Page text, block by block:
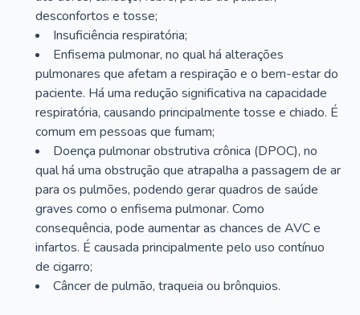
desconfortos e tosse;
Insuficiência respiratória;
Enfisema pulmonar, no qual há alterações
pulmonares que afetam a respiração e o bem-estar do
paciente. Há uma redução significativa na capacidade
respiratória, causando principalmente tosse e chiado. É
comum em pessoas que fumam;
Doença pulmonar obstrutiva crônica (DPOC), no
qual há uma obstrução que atrapalha a passagem de ar
para os pulmões, podendo gerar quadros de saúde
graves como o enfisema pulmonar. Como
consequência, pode aumentar as chances de AVC e
infartos. É causada principalmente pelo uso contínuo
de cigarro;
Câncer de pulmão, traqueia ou brônquios.